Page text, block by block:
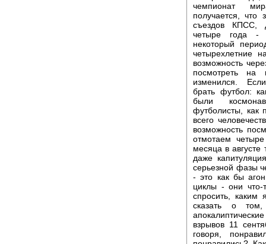
чемпионат
получается, что
съездов КПСС,
четыре года -
некоторый
четырехлетние
возможность
посмотреть
изменился.
брать футбол:
были
футболисты, как
всего
возможность
отмотаем
месяца в
даже
серьезной фазы
- это как бы
циклы - они
спросить, каким
сказать о
взрывов 11
говоря,